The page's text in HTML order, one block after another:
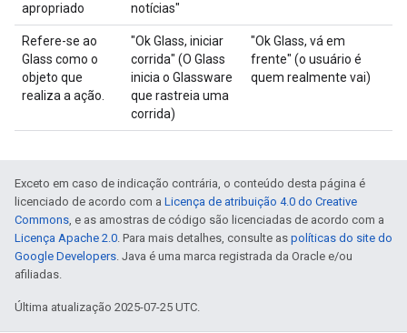
apropriado
notícias"
Refere-se ao
Glass como o
objeto que
realiza a ação.
"Ok Glass, iniciar
corrida" (O Glass
inicia o Glassware
que rastreia uma
corrida)
"Ok Glass, vá em
frente" (o usuário é
quem realmente vai)
Exceto em caso de indicação contrária, o conteúdo desta página é
licenciado de acordo com a Licença de atribuição 4.0 do Creative
Commons, e as amostras de código são licenciadas de acordo com a
Licença Apache 2.0. Para mais detalhes, consulte as políticas do site do
Google Developers. Java é uma marca registrada da Oracle e/ou
afiliadas.
Última atualização 2025-07-25 UTC.